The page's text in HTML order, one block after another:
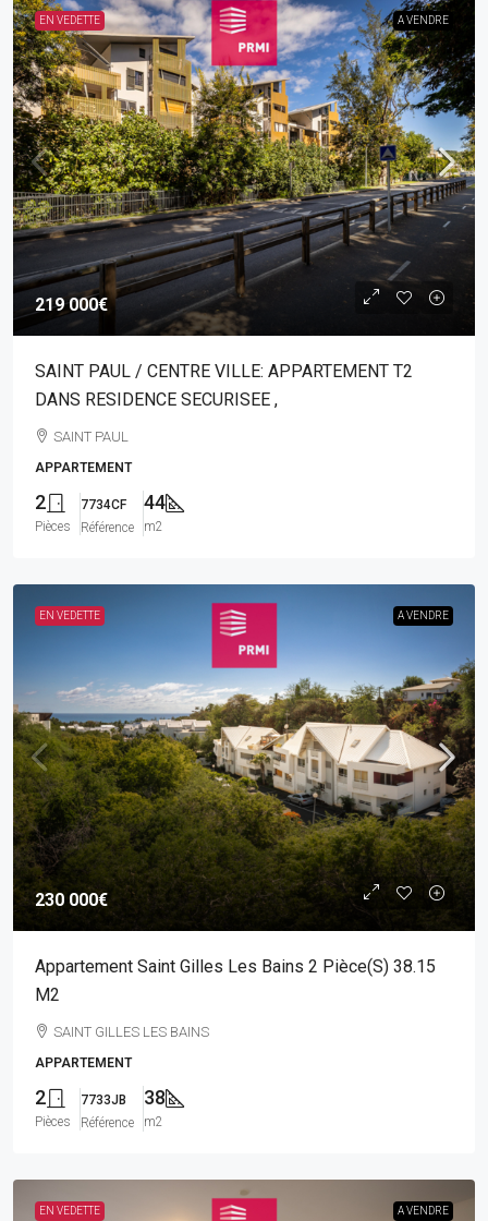
EN VEDETTE A VENDRE
219 000€
SAINT PAUL / CENTRE VILLE: APPARTEMENT T2
DANS RESIDENCE SECURISEE ,
SAINT PAUL
APPARTEMENT
2
Pièces
7734CF
Référence
44
m2
EN VEDETTE A VENDRE
230 000€
Appartement Saint Gilles Les Bains 2 Pièce(s) 38.15
M2
SAINT GILLES LES BAINS
APPARTEMENT
2
Pièces
7733JB
Référence
38
m2
EN VEDETTE A VENDRE